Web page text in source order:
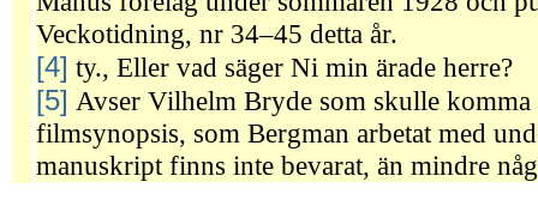
Veckotidning, nr 34–45 detta år.
[4] ty., Eller vad säger Ni min ärade herre?
[5] Avser Vilhelm Bryde som skulle
filmsynopsis, som Bergman arbetat med
manuskript finns inte bevarat, än mindre